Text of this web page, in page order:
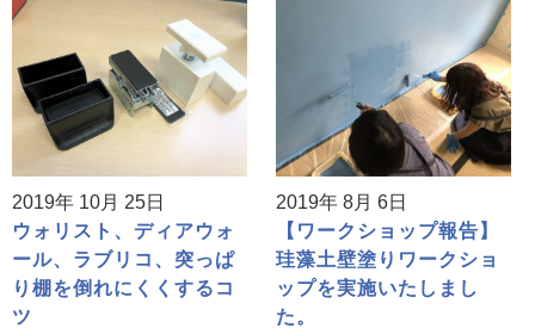
2019年 10月 25日
ウォリスト、ディアウォ
ール、ラブリコ、突っぱ
り棚を倒れにくくするコ
ツ
2019年 8月 6日
【ワークショップ報告】
珪藻土壁塗りワークショ
ップを実施いたしまし
た。